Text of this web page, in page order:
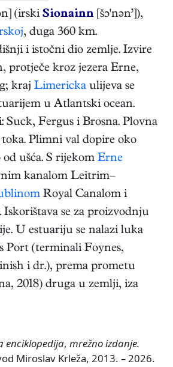
(irski Sionainn [šɔ'nən’]),
, duga 360 km.
i istočni dio zemlje. Izvire
protječe kroz jezera Erne,
kraj Limericka ulijeva se
u Atlantski ocean.
Suck, Fergus i Brosna. Plovna
Plimni val dopire oko
ušća. S rijekom Erne
kanalom Leitrim–
Royal Canalom i
se za proizvodnju
U estuariju se nalazi luka
Port (terminali Foynes,
i dr.), prema prometu
2018) druga u zemlji, iza
enciklopedija, mrežno izdanje.
Miroslav Krleža, 2013. – 2026.